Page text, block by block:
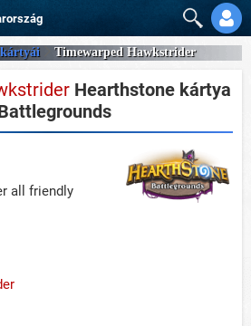
Timewarped Hawkstrider
Hearthstone kártya
all friendly